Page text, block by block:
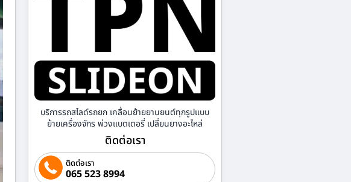
บริการรถสไลด์รถยก เคลื่อนย้ายยานยนต์ทุกรูปแบบ
ย้ายเครื่องจักร พ่วงแบตเตอรี่ เปลี่ยนยางอะไหล่
ติดต่อเรา
ติดต่อเรา
065 523 8994